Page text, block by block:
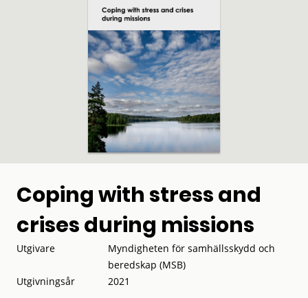
Coping with stress and
crises during missions
Utgivare
Myndigheten för samhällsskydd och
beredskap (MSB)
Utgivningsår
2021